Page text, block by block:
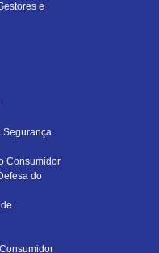
e
Segurança
Consumidor
do